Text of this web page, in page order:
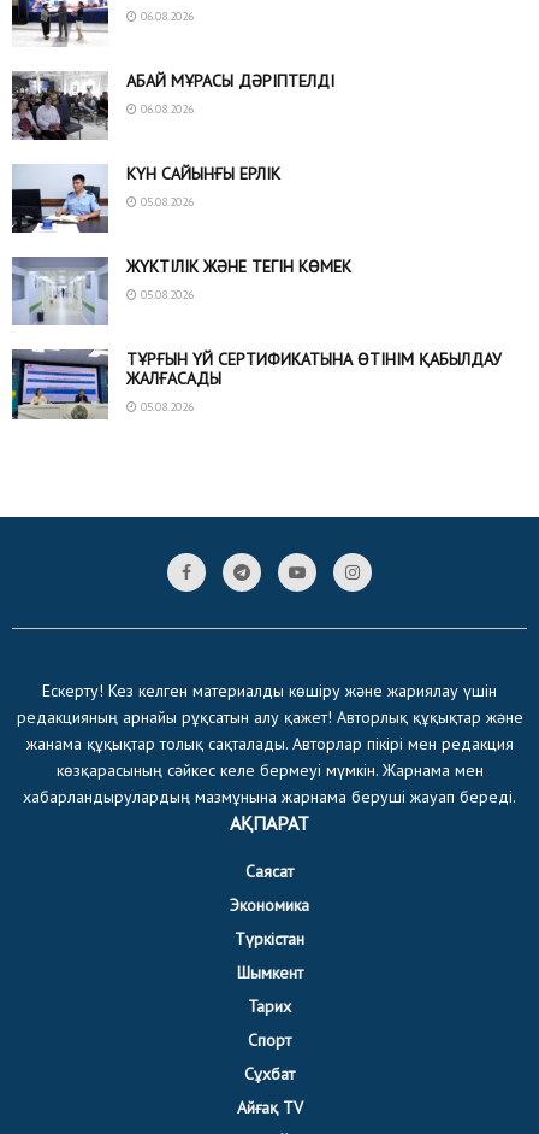
06.08.2026
АБАЙ МҰРАСЫ ДӘРІПТЕЛДІ
06.08.2026
КҮН САЙЫНҒЫ ЕРЛІК
05.08.2026
ЖҮКТІЛІК ЖӘНЕ ТЕГІН КӨМЕК
05.08.2026
ТҰРҒЫН ҮЙ СЕРТИФИКАТЫНА ӨТІНІМ ҚАБЫЛДАУ
ЖАЛҒАСАДЫ
05.08.2026
Ескерту! Кез келген материалды көшіру және жариялау үшін
редакцияның арнайы рұқсатын алу қажет! Авторлық құқықтар және
жанама құқықтар толық сақталады. Авторлар пікірі мен редакция
көзқарасының сәйкес келе бермеуі мүмкін. Жарнама мен
хабарландырулардың мазмұнына жарнама беруші жауап береді.
АҚПАРАТ
Саясат
Экономика
Түркістан
Шымкент
Тарих
Спорт
Сұхбат
Айғақ TV